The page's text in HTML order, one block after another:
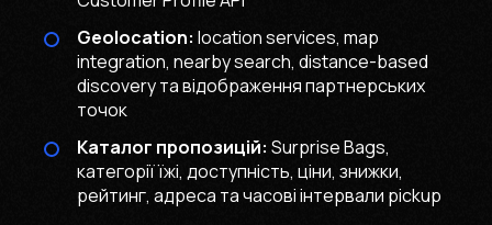
Geolocation: location services, map
integration, nearby search, distance-based
discovery та відображення партнерських
точок
Каталог пропозицій: Surprise Bags,
категорії їжі, доступність, ціни, знижки,
рейтинг, адреса та часові інтервали pickup